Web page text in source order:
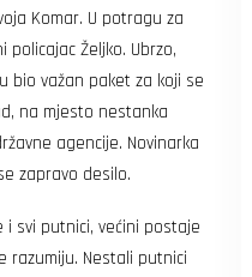
Komar. U potragu za
Željko. Ubrzo,
bio važan paket za koji se
na mjesto nestanka
agencije. Novinarka
zapravo desilo.
svi putnici, većini postaje
razumiju. Nestali putnici